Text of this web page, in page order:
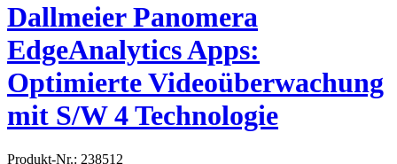
Dallmeier Panomera
EdgeAnalytics Apps:
Optimierte Videoüberwachung
mit S/W 4 Technologie
Produkt-Nr.: 238512